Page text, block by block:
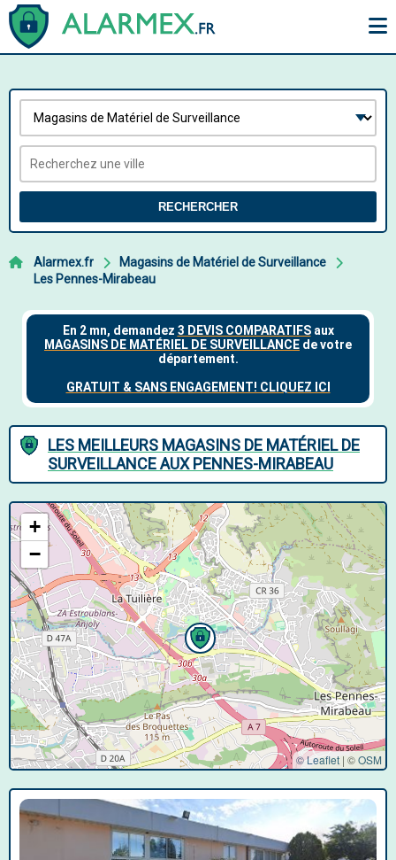
RECHERCHER
Alarmex.fr
Magasins de Matériel de Surveillance
Les Pennes-Mirabeau
LES MEILLEURS MAGASINS DE MATÉRIEL DE
SURVEILLANCE AUX PENNES-MIRABEAU
+
−
© Leaflet | ©OSM